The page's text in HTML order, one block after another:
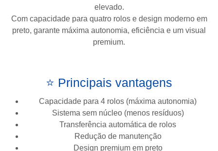
elevado.
Com capacidade para quatro rolos e design moderno em
preto, garante máxima autonomia, eficiência e um visual
premium.
⭐ Principais vantagens
Capacidade para 4 rolos (máxima autonomia)
Sistema sem núcleo (menos resíduos)
Transferência automática de rolos
Redução de manutenção
Design premium em preto